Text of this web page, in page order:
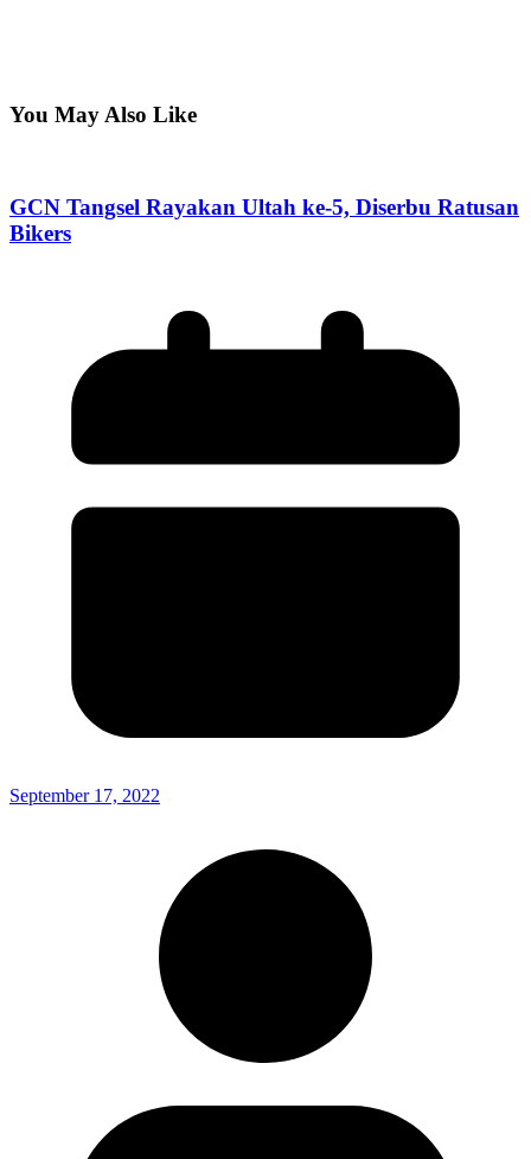
You May Also Like
GCN Tangsel Rayakan Ultah ke-5, Diserbu Ratusan
Bikers
September 17, 2022